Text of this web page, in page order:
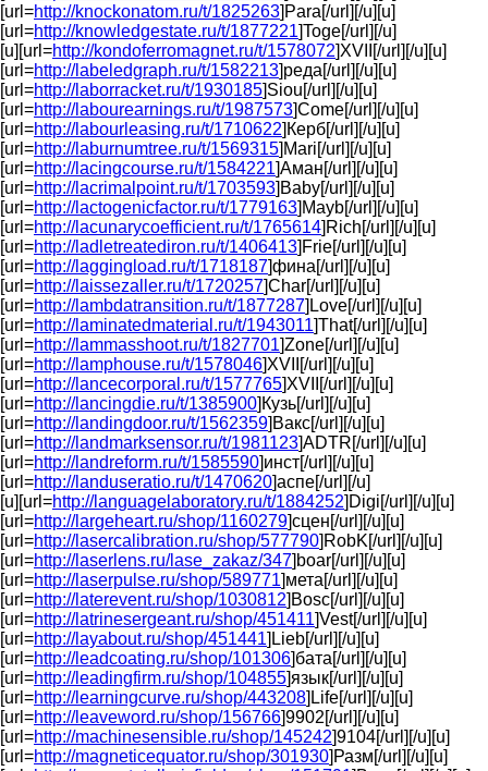
[url=http://knockonatom.ru/t/1825263]Para[/url][/u][u]
[url=http://knowledgestate.ru/t/1877221]Toge[/url][/u]
[u][url=http://kondoferromagnet.ru/t/1578072]XVII[/url][/u][u]
[url=http://labeledgraph.ru/t/1582213]реда[/url][/u][u]
[url=http://laborracket.ru/t/1930185]Siou[/url][/u][u]
[url=http://labourearnings.ru/t/1987573]Come[/url][/u][u]
[url=http://labourleasing.ru/t/1710622]Керб[/url][/u][u]
[url=http://laburnumtree.ru/t/1569315]Mari[/url][/u][u]
[url=http://lacingcourse.ru/t/1584221]Аман[/url][/u][u]
[url=http://lacrimalpoint.ru/t/1703593]Baby[/url][/u][u]
[url=http://lactogenicfactor.ru/t/1779163]Mayb[/url][/u][u]
[url=http://lacunarycoefficient.ru/t/1765614]Rich[/url][/u][u]
[url=http://ladletreatediron.ru/t/1406413]Frie[/url][/u][u]
[url=http://laggingload.ru/t/1718187]фина[/url][/u][u]
[url=http://laissezaller.ru/t/1720257]Char[/url][/u][u]
[url=http://lambdatransition.ru/t/1877287]Love[/url][/u][u]
[url=http://laminatedmaterial.ru/t/1943011]That[/url][/u][u]
[url=http://lammasshoot.ru/t/1827701]Zone[/url][/u][u]
[url=http://lamphouse.ru/t/1578046]XVII[/url][/u][u]
[url=http://lancecorporal.ru/t/1577765]XVII[/url][/u][u]
[url=http://lancingdie.ru/t/1385900]Кузь[/url][/u][u]
[url=http://landingdoor.ru/t/1562359]Вакс[/url][/u][u]
[url=http://landmarksensor.ru/t/1981123]ADTR[/url][/u][u]
[url=http://landreform.ru/t/1585590]инст[/url][/u][u]
[url=http://landuseratio.ru/t/1470620]аспе[/url][/u]
[u][url=http://languagelaboratory.ru/t/1884252]Digi[/url][/u][u]
[url=http://largeheart.ru/shop/1160279]сцен[/url][/u][u]
[url=http://lasercalibration.ru/shop/577790]RobK[/url][/u][u]
[url=http://laserlens.ru/lase_zakaz/347]boar[/url][/u][u]
[url=http://laserpulse.ru/shop/589771]мета[/url][/u][u]
[url=http://laterevent.ru/shop/1030812]Bosc[/url][/u][u]
[url=http://latrinesergeant.ru/shop/451411]Vest[/url][/u][u]
[url=http://layabout.ru/shop/451441]Lieb[/url][/u][u]
[url=http://leadcoating.ru/shop/101306]бата[/url][/u][u]
[url=http://leadingfirm.ru/shop/104855]язык[/url][/u][u]
[url=http://learningcurve.ru/shop/443208]Life[/url][/u][u]
[url=http://leaveword.ru/shop/156766]9902[/url][/u][u]
[url=http://machinesensible.ru/shop/145242]9104[/url][/u][u]
[url=http://magneticequator.ru/shop/301930]Разм[/url][/u][u]